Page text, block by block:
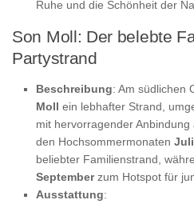
Ruhe und die Schönheit der
Son Moll: Der belebte
Partystrand
Beschreibung: Am südlichen
Moll ein lebhafter Strand,
mit hervorragender
den Hochsommermonaten
beliebter Familienstrand,
Septemberzum Hotspot für
Ausstattung: